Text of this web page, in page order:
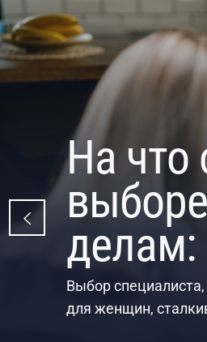
На сегодня,
среди речных